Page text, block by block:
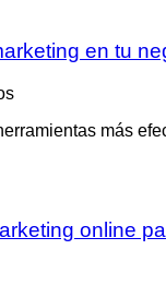
en tu
más
online